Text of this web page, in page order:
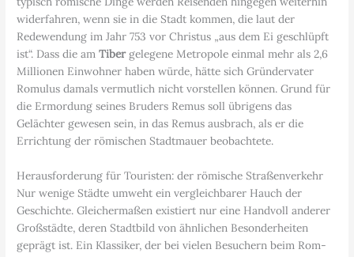
widerfahren, wenn sie in die Stadt kommen, die laut der
Redewendung im Jahr 753 vor Christus „aus dem Ei geschlüpft
ist“. Dass die amTibergelegene Metropole einmal mehr als 2,6
Millionen Einwohner haben würde, hätte sich Gründervater
Romulus damals vermutlich nicht vorstellen können. Grund für
die Ermordung seines Bruders Remus soll übrigens das
Gelächter gewesen sein, in das Remus ausbrach, als er die
Errichtung der römischen Stadtmauer beobachtete.
Herausforderung für Touristen: der römische Straßenverkehr
Nur wenige Städte umweht ein vergleichbarer Hauch der
Geschichte. Gleichermaßen existiert nur eine Handvoll anderer
Großstädte, deren Stadtbild von ähnlichen Besonderheiten
geprägt ist. Ein Klassiker, der bei vielen Besuchern beim Rom-